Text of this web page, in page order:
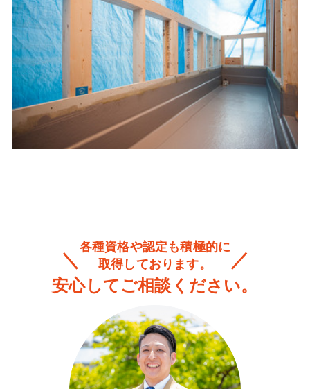
各種資格や認定も積極的に
取得しております。
安心してご相談ください。